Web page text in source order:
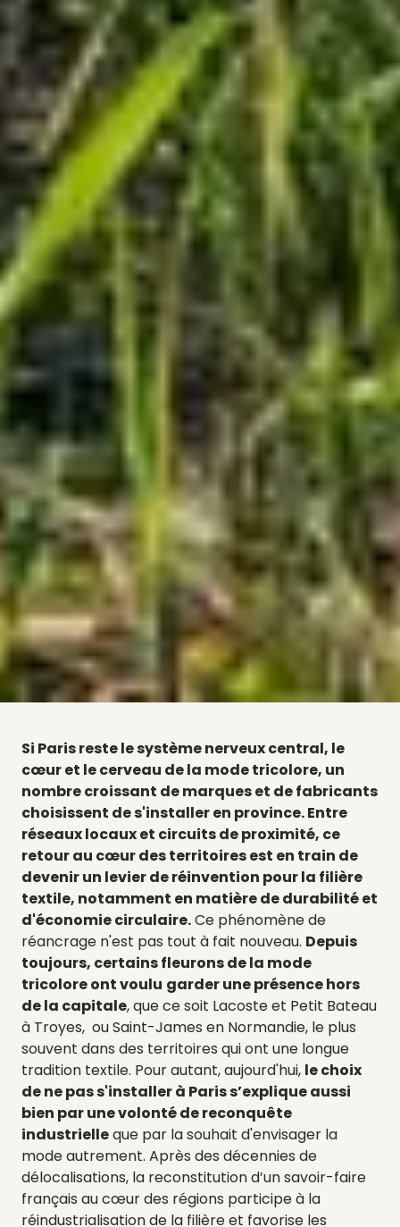
Si Paris reste le système nerveux central, le
cœur et le cerveau de la mode tricolore, un
nombre croissant de marques et de fabricants
choisissent de s'installer en province. Entre
réseaux locaux et circuits de proximité, ce
retour au cœur des territoires est en train de
devenir un levier de réinvention pour la filière
textile, notamment en matière de durabilité et
d'économie circulaire.Ce phénomène de
réancrage n'est pas tout à fait nouveau. Depuis
toujours, certains fleurons de la mode
tricolore ont voulu garder une présence hors
de la capitale, que ce soit Lacoste et Petit Bateau
à Troyes, ou Saint-James en Normandie, le plus
souvent dans des territoires qui ont une longue
tradition textile. Pour autant, aujourd'hui, le choix
de ne pas s'installer à Paris s’explique aussi
bien par unevolonté de reconquête
industrielleque par lasouhait d'envisager la
mode autrement. Après des décennies de
délocalisations, la reconstitution d’un savoir-faire
français au cœur des régions participe à la
réindustrialisation de la filière et favorise les